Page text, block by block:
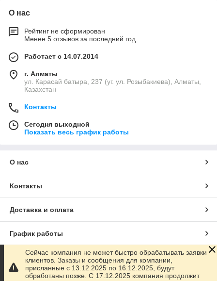
О нас
Рейтинг не сформирован
Менее 5 отзывов за последний год
Работает с 14.07.2014
г. Алматы
ул. Карасай батыра, 237 (уг. ул. Розыбакиева), Алматы,
Казахстан
Контакты
Сегодня выходной
Показать весь график работы
О нас
Контакты
Доставка и оплата
График работы
Полная версия сайта
Сейчас компания не может быстро обрабатывать заявки
клиентов. Заказы и сообщения для компании,
присланные с 13.12.2025 по 16.12.2025, будут
обработаны позже. С 17.12.2025 компания продолжит